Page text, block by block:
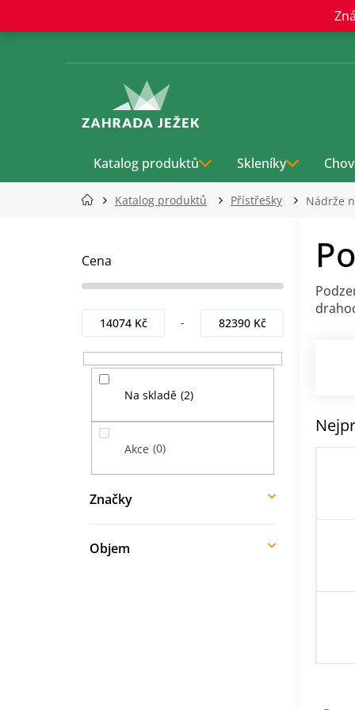
obsah
Katalog produktů Skleníky
Katalog produktů Přístřešky Nádrže
Cena
14074Kč 82390Kč
Na skladě 2
Akce 0
Značky
Objem